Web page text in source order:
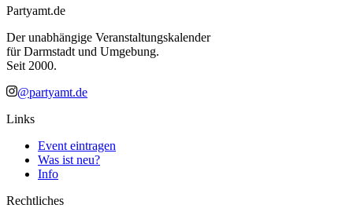
Partyamt.de
Der unabhängige Veranstaltungskalender
für Darmstadt und Umgebung.
Seit 2000.
@partyamt.de
Links
Event eintragen
Was ist neu?
Info
Rechtliches